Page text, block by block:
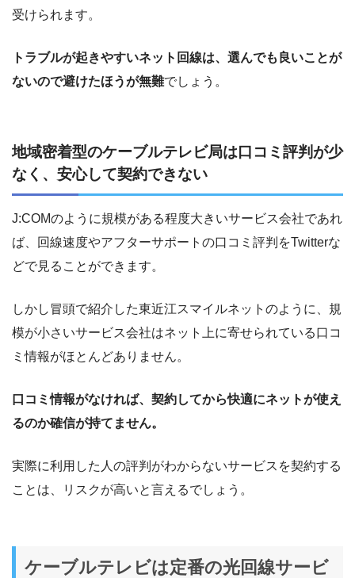
受けられます。
トラブルが起きやすいネット回線は、選んでも良いことが
ないので避けたほうが無難でしょう。
地域密着型のケーブルテレビ局は口コミ評判が少
なく、安心して契約できない
J:COMのように規模がある程度大きいサービス会社であれ
ば、回線速度やアフターサポートの口コミ評判をTwitterな
どで見ることができます。
しかし冒頭で紹介した東近江スマイルネットのように、規
模が小さいサービス会社はネット上に寄せられている口コ
ミ情報がほとんどありません。
口コミ情報がなければ、契約してから快適にネットが使え
るのか確信が持てません。
実際に利用した人の評判がわからないサービスを契約する
ことは、リスクが高いと言えるでしょう。
ケーブルテレビは定番の光回線サービ